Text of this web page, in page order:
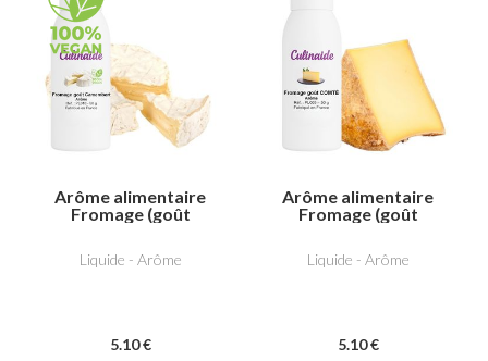
Arôme alimentaire
Fromage (goût
Liquide - Arôme
5.10 €
Arôme alimentaire
Fromage (goût
Liquide - Arôme
5.10 €